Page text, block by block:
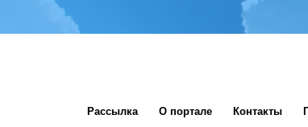
Рассылка О портале Контакты